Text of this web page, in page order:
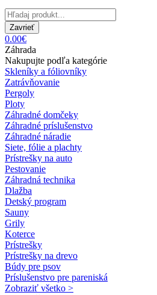
Zavrieť
0.00€
Záhrada
Nakupujte podľa kategórie
Skleníky a fóliovníky
Zatrávňovanie
Pergoly
Ploty
Záhradné domčeky
Záhradné príslušenstvo
Záhradné náradie
Siete, fólie a plachty
Prístrešky na auto
Pestovanie
Záhradná technika
Dlažba
Detský program
Sauny
Grily
Koterce
Prístrešky
Prístrešky na drevo
Búdy pre psov
Príslušenstvo pre pareniská
Zobraziť všetko >